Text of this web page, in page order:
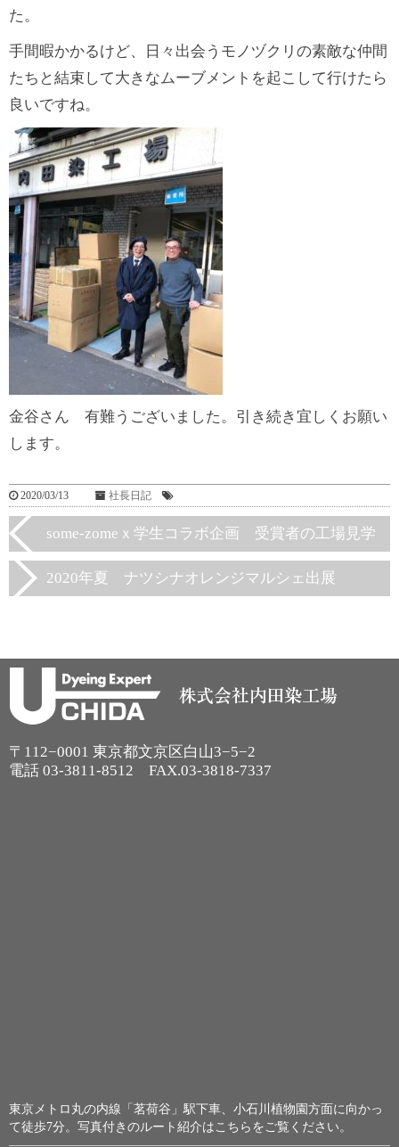
た。
手間暇かかるけど、日々出会うモノヅクリの素敵な仲間
たちと結束して大きなムーブメントを起こして行けたら
良いですね。
金谷さん 有難うございました。引き続き宜しくお願い
します。
2020/03/13 社長日記
some-zomeｘ学生コラボ企画 受賞者の工場見学
2020年夏 ナツシナオレンジマルシェ出展
〒112−0001 東京都文京区白山3−5−2
電話 03-3811-8512 FAX.03-3818-7337
東京メトロ丸の内線「茗荷谷」駅下車、小石川植物園方面に向かっ
て徒歩7分。 写真付きのルート紹介はこちらをご覧ください。